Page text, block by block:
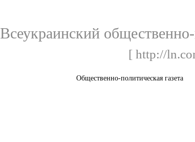
Всеукраинский
[ http://
Общественно-политическая газета